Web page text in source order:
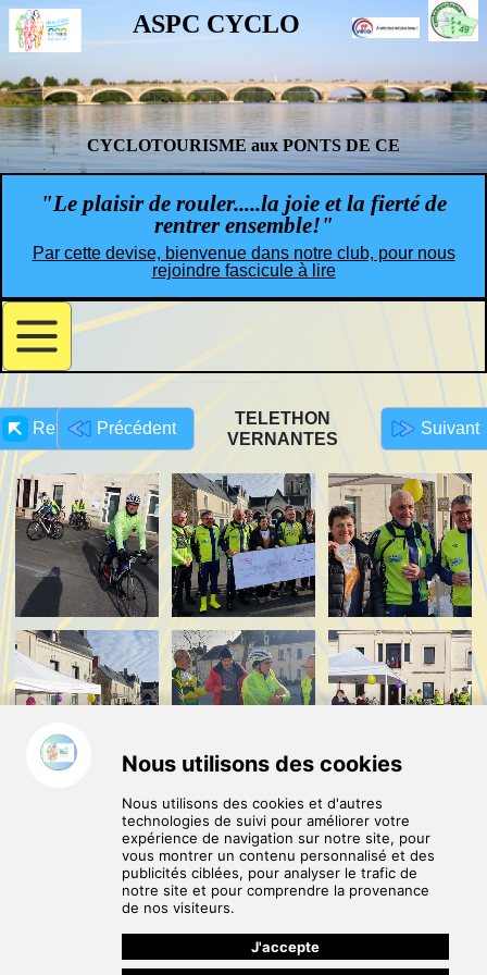
ASPC CYCLO
CYCLOTOURISME aux PONTS DE CE
"Le plaisir de rouler.....la joie et la fierté de
rentrer ensemble!"
Par cette devise, bienvenue dans notre club, pour nous
rejoindre fascicule à lire
Retour Précédent
TELETHON
VERNANTES
Suivant